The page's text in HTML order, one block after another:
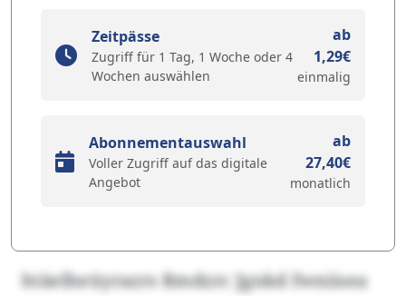
Zeitpässe
Zugriff für 1 Tag, 1 Woche oder 4
Wochen auswählen
ab
1,29€
einmalig
Abonnementauswahl
Voller Zugriff auf das digitale
Angebot
ab
27,40€
monatlich
htäelheüyrazrs Rmdzrc Jgnkd fwniisea